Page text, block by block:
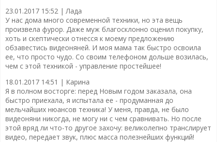
23.01.2017 15:52 | Лада
У нас дома много современной техники, но эта вещь
произвела фурор. Даже муж благосклонно оценил покупку,
хоть и скептически отнесся к моему предложению
обзавестись видеоняней. И моя мама так быстро освоила
ее, что просто чудо. Со своим телефоном дольше возилась,
чем с этой техникой - управление простейшее!
18.01.2017 14:51 | Карина
Я в полном восторге: перед Новым годом заказала, она
быстро приехала, я испытала ее - продуманная до
мельчайших нюансов техника! У меня, правда, не было
видеоняни никогда, не могу ни с чем сравнивать. Но после
этой вряд ли что-то другое захочу: великолепно транслирует
видео, передает звук, плюс масса полезнейших функций!